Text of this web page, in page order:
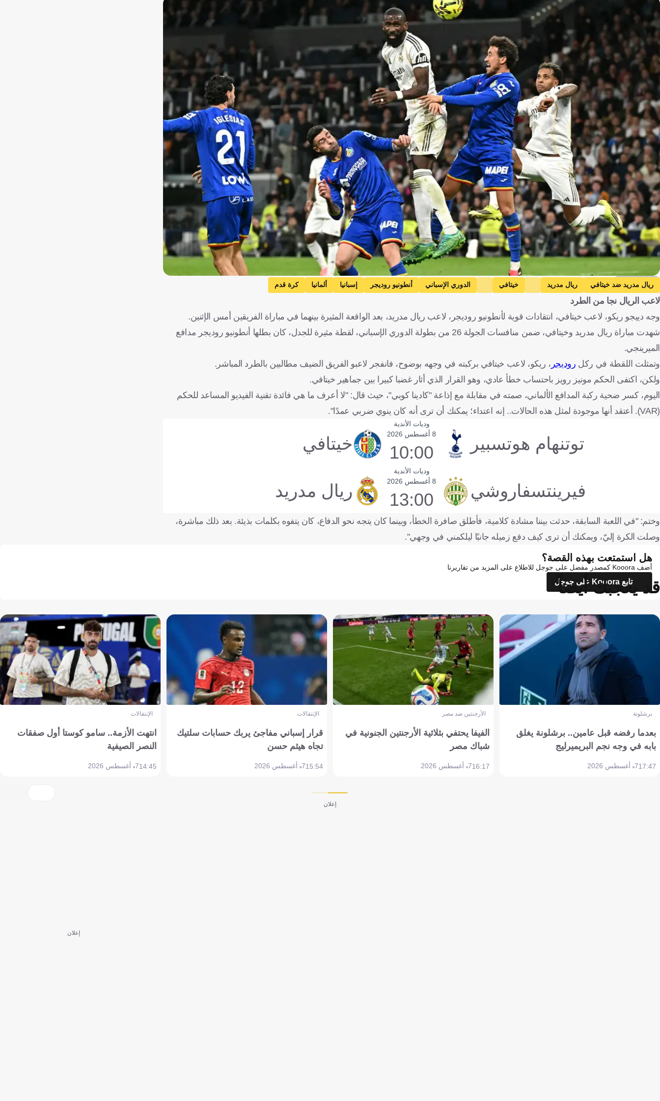
Getty Images
ريال مدريد ضد خيتافي ريال مدريد خيتافي الدوري الإسباني أنطونيو روديجر إسبانيا ألمانيا كرة قدم
لاعب الريال نجا من الطرد
وجه دييجو ريكو، لاعب خيتافي، انتقادات قوية لأنطونيو روديجر، لاعب ريال مدريد، بعد الواقعة المثيرة بينهما في مباراة الفريقين أمس الإثنين.
شهدت مباراة ريال مدريد وخيتافي، ضمن منافسات الجولة 26 من بطولة الدوري الإسباني، لقطة مثيرة للجدل، كان بطلها أنطونيو روديجر مدافع
الميرينجي.
وتمثلت اللقطة في ركل روديجر ، ريكو، لاعب خيتافي بركبته في وجهه بوضوح، فانفجر لاعبو الفريق الضيف مطالبين بالطرد المباشر.
ولكن، اكتفى الحكم مونيز رويز باحتساب خطأ عادي، وهو القرار الذي أثار غضبا كبيرا بين جماهير خيتافي.
اليوم، كسر ضحية ركبة المدافع الألماني، صمته في مقابلة مع إذاعة "كادينا كوبي"، حيث قال: "لا أعرف ما هي فائدة تقنية الفيديو المساعد للحكم
(VAR). أعتقد أنها موجودة لمثل هذه الحالات.. إنه اعتداء؛ يمكنك أن ترى أنه كان ينوي ضربي عمدًا".
وديات الأندية
توتنهام هوتسبير 8 أغسطس 2026
10:00 خيتافي
وديات الأندية
فيرينتسفاروشي 8 أغسطس 2026
13:00 ريال مدريد
وختم: "في اللعبة السابقة، حدثت بيننا مشادة كلامية، فأطلق صافرة الخطأ، وبينما كان يتجه نحو الدفاع، كان يتفوه بكلمات بذيئة. بعد ذلك مباشرة،
وصلت الكرة إليّ، ويمكنك أن ترى كيف دفع زميله جانبًا ليلكمني في وجهي".
هل استمتعت بهذه القصة؟
أضف Kooora كمصدر مفضل على جوجل للاطلاع على المزيد من تقاريرنا
تابع Kooora على جوجل
قد يعجبك أيضاً
برشلونة
بعدما رفضه قبل عامين.. برشلونة يغلق
بابه في وجه نجم البريميرليج
17:477 أغسطس 2026
الأرجنتين ضد مصر
الفيفا يحتفي بثلاثية الأرجنتين الجنونية في
شباك مصر
16:177 أغسطس 2026
الإنتقالات
قرار إسباني مفاجئ يربك حسابات سلتيك
تجاه هيثم حسن
15:547 أغسطس 2026
الإنتقالات
انتهت الأزمة.. سامو كوستا أول صفقات
النصر الصيفية
14:457 أغسطس 2026
إعلان
إعلان